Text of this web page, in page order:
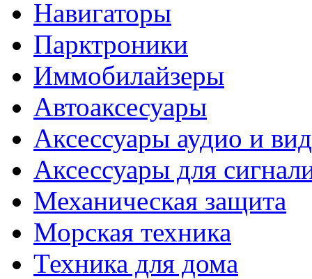
Навигаторы
Парктроники
Иммобилайзеры
Автоаксесуары
Аксессуары аудио и
Аксессуары для
Механическая защита
Морская техника
Техника для дома